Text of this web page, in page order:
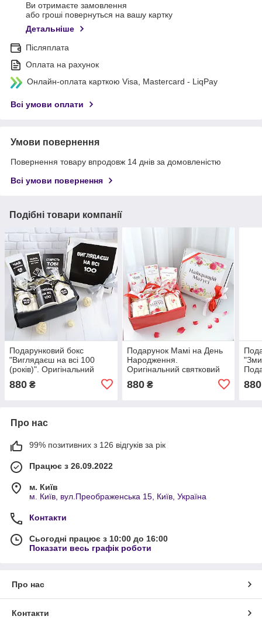
Ви отримаєте замовлення
або гроші повернуться на вашу картку
Детальніше
Післяплата
Оплата на рахунок
Онлайн-оплата карткою Visa, Mastercard - LiqPay
Всі умови оплати
Умови повернення
Повернення товару впродовж 14 днів за домовленістю
Всі умови повернення
Подібні товари компанії
Подарунковий бокс
"Виглядаєш на всі 100
(років)". Оригінальний
народження для хлопця
880 ₴
Подарунок Мамі на День
Народження.
Оригінальний святковий
набір для мами (матусі).
880₴
на
880
Про нас
99% позитивних з 126 відгуків за рік
Працює з 26.09.2022
м. Київ
м. Київ, вул.Преображенська 15, Київ, Україна
Контакти
Сьогодні працює з 10:00 до 16:00
Показати весь графік роботи
Про нас
Контакти